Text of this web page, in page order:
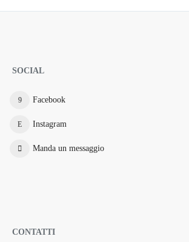
SOCIAL
Facebook
Instagram
Manda un messaggio
CONTATTI